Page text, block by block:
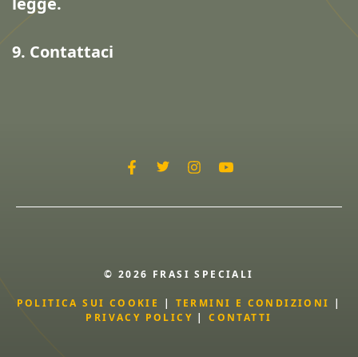
9. Contattaci
© 2026 FRASI SPECIALI
POLITICA SUI COOKIE | TERMINI E CONDIZIONI |
PRIVACY POLICY |CONTATTI